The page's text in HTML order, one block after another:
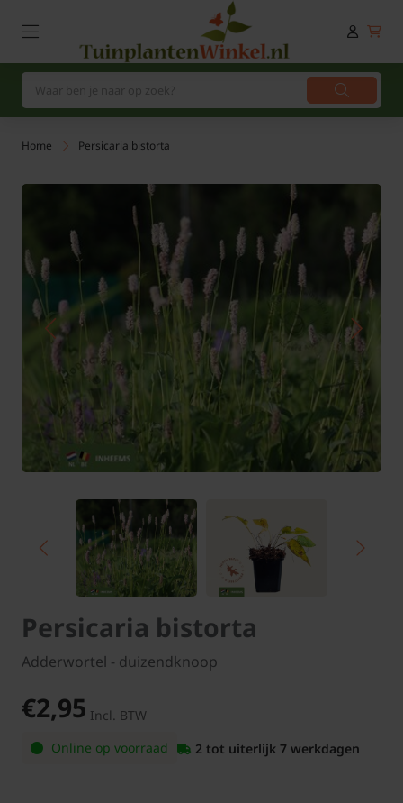
Home Persicaria bistorta
Persicaria bistorta
Adderwortel - duizendknoop
€2,95 Incl. BTW
Online op voorraad
2 tot uiterlijk 7 werkdagen